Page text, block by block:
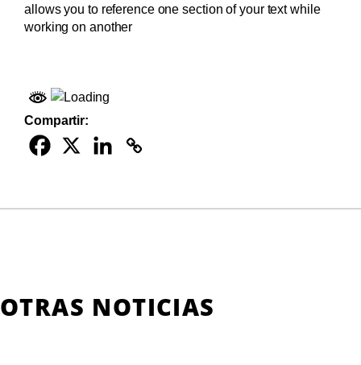
allows you to reference one section of your text while
working on another
Compartir:
OTRAS NOTICIAS